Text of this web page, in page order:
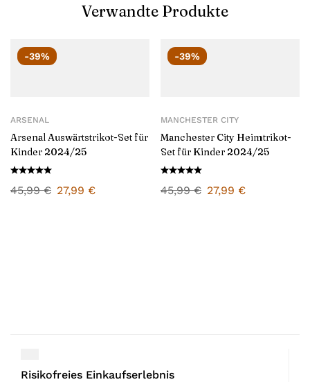
Verwandte Produkte
-39%
ARSENAL
Arsenal Auswärtstrikot-Set für
Kinder 2024/25
45,99€ 27,99 €
-39%
MANCHESTER CITY
Manchester City Heimtrikot-
Set für Kinder 2024/25
45,99€ 27,99 €
Risikofreies Einkaufserlebnis